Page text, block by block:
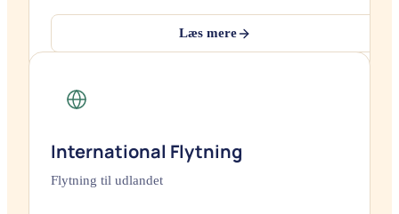
Læs mere
International Flytning
Flytning til udlandet